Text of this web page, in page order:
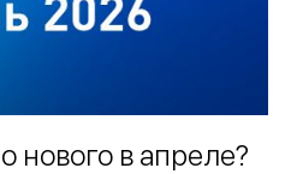
нового в апреле?